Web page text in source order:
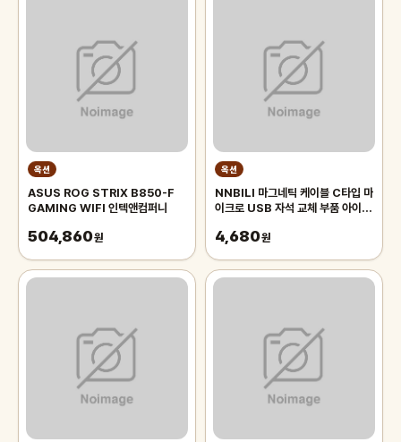
옥션
ASUS ROG STRIX B850-F
GAMING WIFI 인텍앤컴퍼니
504,860원
옥션
NNBILI 마그네틱 케이블 C타입 마
이크로 USB 자석 교체 부품 아이폰
7
4,680원